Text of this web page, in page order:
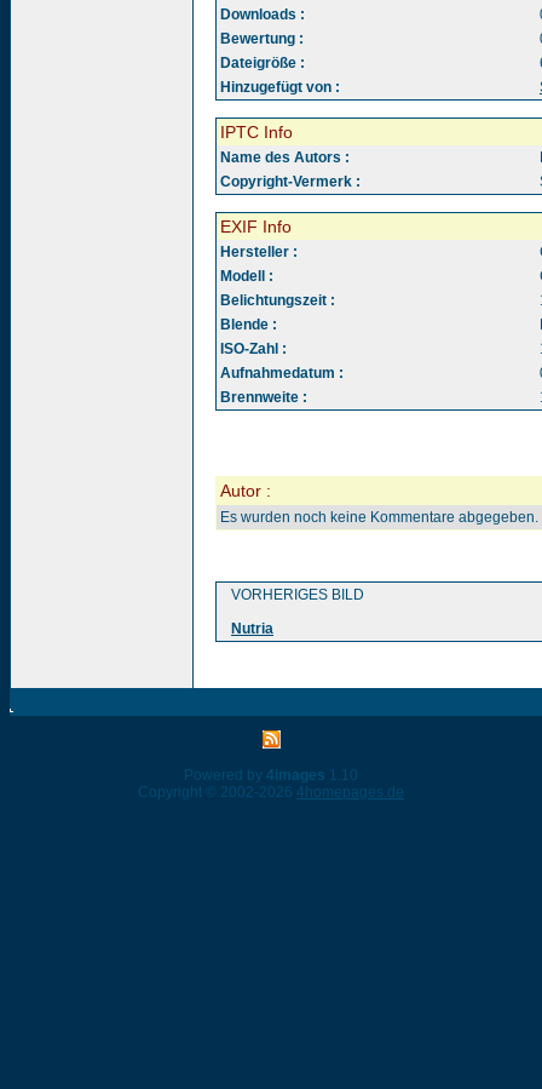
Downloads :
Bewertung :
Dateigröße :
Hinzugefügt von :
IPTC Info
Name des Autors :
Copyright-Vermerk :
EXIF Info
Hersteller :
Modell :
Belichtungszeit :
Blende :
ISO-Zahl :
Aufnahmedatum :
Brennweite :
Autor :
Es wurden noch keine Kommentare abgegeben.
VORHERIGES BILD
Nutria
Powered by 4images 1.10
Copyright © 2002-2026 4homepages.de